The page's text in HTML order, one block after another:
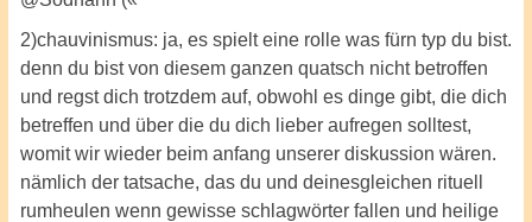
2)chauvinismus: ja, es spielt eine rolle was fürn typ du bist.
denn du bist von diesem ganzen quatsch nicht betroffen
und regst dich trotzdem auf, obwohl es dinge gibt, die dich
betreffen und über die du dich lieber aufregen solltest,
womit wir wieder beim anfang unserer diskussion wären.
nämlich der tatsache, das du und deinesgleichen rituell
rumheulen wenn gewisse schlagwörter fallen und heilige